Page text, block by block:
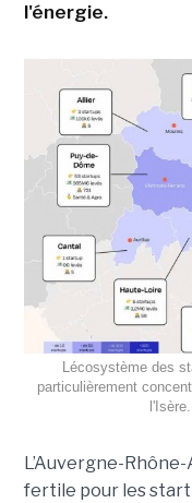
l'énergie.
Lécosystème des
particulièrement
L’Auvergne-
fertile pour les